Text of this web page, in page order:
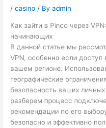
/casino / Byadmin
Как зайти в Pinco через
начинающих
В данной статье мы
VPN, особенно если доступ
вашем регионе.
географические
безопасность ваших
разберем процесс
рекомендации по его
безопасно и эффективно